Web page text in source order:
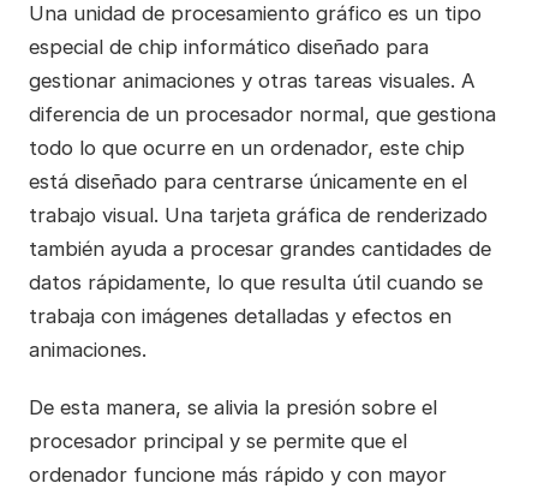
Una unidad de procesamiento gráfico es un tipo
especial de chip informático diseñado para
gestionar animaciones y otras tareas visuales. A
diferencia de un procesador normal, que gestiona
todo lo que ocurre en un ordenador, este chip
está diseñado para centrarse únicamente en el
trabajo visual. Una tarjeta gráfica de renderizado
también ayuda a procesar grandes cantidades de
datos rápidamente, lo que resulta útil cuando se
trabaja con imágenes detalladas y efectos en
animaciones.
De esta manera, se alivia la presión sobre el
procesador principal y se permite que el
ordenador funcione más rápido y con mayor